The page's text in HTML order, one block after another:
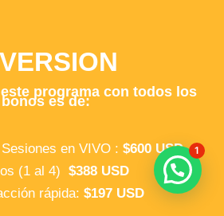
programa con todos los
bonos es de:
en VIVO :$600 USD
(1 al 4)$388 USD
rápida:$197 USD
1